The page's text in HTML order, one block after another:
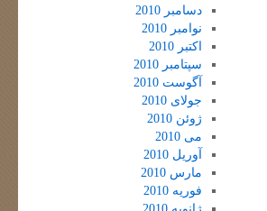
دسامبر 2010
نوامبر 2010
اکتبر 2010
سپتامبر 2010
آگوست 2010
جولای 2010
ژوئن 2010
می 2010
آوریل 2010
مارس 2010
فوریه 2010